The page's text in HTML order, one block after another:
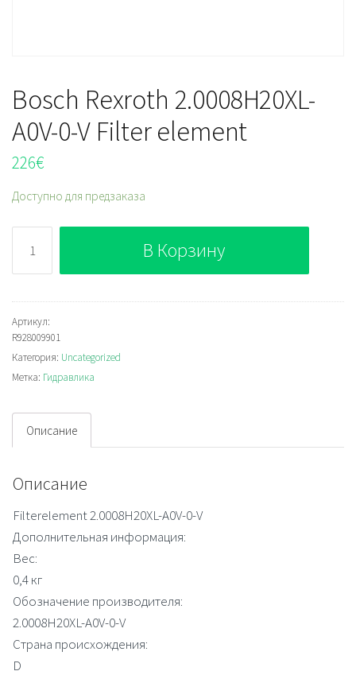
Bosch Rexroth 2.0008H20XL-
A0V-0-V Filter element
226€
Доступно для предзаказа
Bosch
Rexroth
2.0008H20XL-
A0V-
0-
V
element
В Корзину
Артикул:
R928009901
Категория: Uncategorized
Метка: Гидравлика
Описание
Описание
Filterelement 2.0008H20XL-A0V-0-V
Дополнительная информация:
Вес:
0,4 кг
Обозначение производителя:
2.0008H20XL-A0V-0-V
Страна происхождения:
D